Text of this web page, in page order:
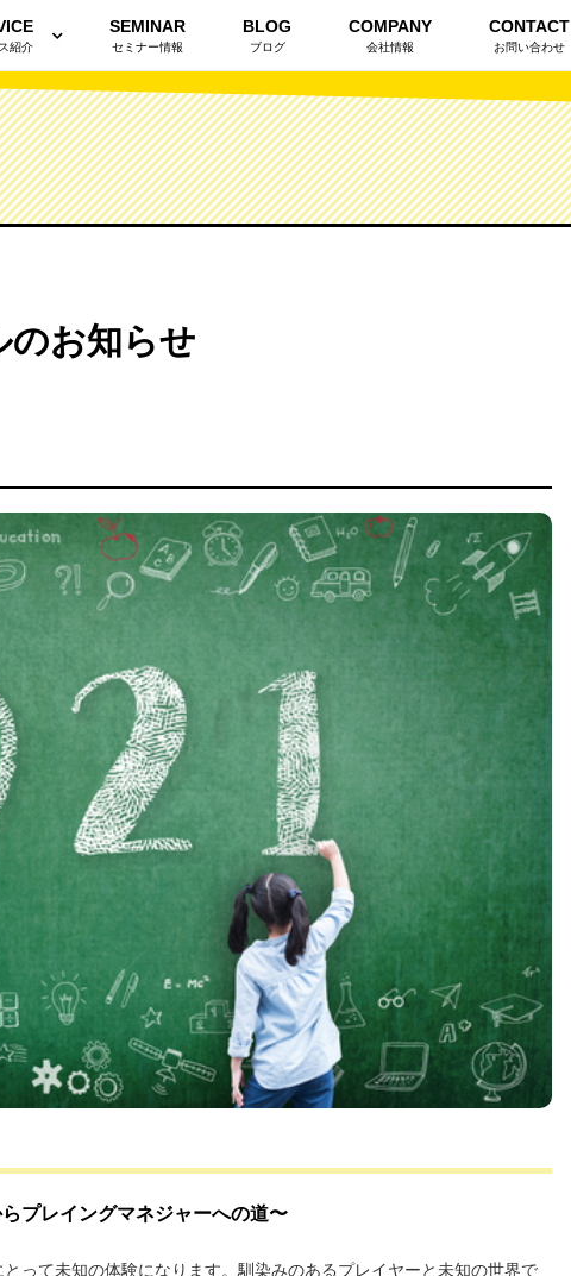
紹介
SEMINAR
セミナー情報
BLOG
ブログ
COMPANY
会社情報
CONTACT
お問い合わせ
のお知らせ
プレイングマネジャーへの道〜
って未知の体験になります。馴染みのあるプレイヤーと未知の世界で